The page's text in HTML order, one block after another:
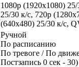
1080p (1920x1080)
25/30 к/с, 720p
(640x480) 25/30 к/c,
Ручной
По расписанию
По тревоге / По
Постзапись 0 сек - 30)